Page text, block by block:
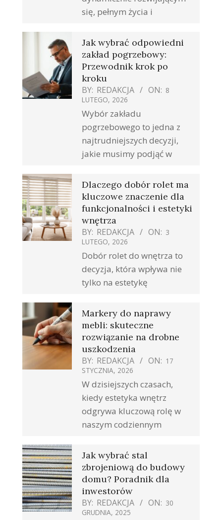
się, pełnym życia i
Jak wybrać odpowiedni
zakład pogrzebowy:
Przewodnik krok po
kroku
BY: REDAKCJA ON: 8
LUTEGO, 2026
Wybór zakładu
pogrzebowego to jedna z
najtrudniejszych decyzji,
jakie musimy podjąć w
Dlaczego dobór rolet ma
kluczowe znaczenie dla
funkcjonalności i estetyki
wnętrza
BY: REDAKCJA ON: 3
LUTEGO, 2026
Dobór rolet do wnętrza to
decyzja, która wpływa nie
tylko na estetykę
Markery do naprawy
mebli: skuteczne
rozwiązanie na drobne
uszkodzenia
BY: REDAKCJA ON: 17
STYCZNIA, 2026
W dzisiejszych czasach,
kiedy estetyka wnętrz
odgrywa kluczową rolę w
naszym codziennym
Jak wybrać stal
zbrojeniową do budowy
domu? Poradnik dla
inwestorów
BY: REDAKCJA ON: 30
GRUDNIA, 2025